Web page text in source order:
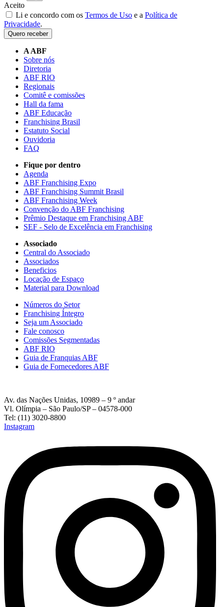
Aceito
Li e concordo com os Termos de Uso e a Política de
Privacidade.
Quero receber
A ABF
Sobre nós
Diretoria
ABF RIO
Regionais
Comitê e comissões
Hall da fama
ABF Educação
Franchising Brasil
Estatuto Social
Ouvidoria
FAQ
Fique por dentro
Agenda
ABF Franchising Expo
ABF Franchising Summit Brasil
ABF Franchising Week
Convenção do ABF Franchising
Prêmio Destaque em Franchising ABF
SEF - Selo de Excelência em Franchising
Associado
Central do Associado
Associados
Beneficios
Locação de Espaço
Material para Download
Números do Setor
Franchising Íntegro
Seja um Associado
Fale conosco
Comissões Segmentadas
ABF RIO
Guia de Franquias ABF
Guia de Fornecedores ABF
Av. das Nações Unidas, 10989 – 9 º andar
Vl. Olímpia – São Paulo/SP – 04578-000
Tel: (11) 3020-8800
Instagram